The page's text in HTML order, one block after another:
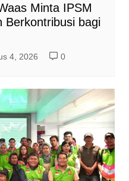
Minta IPSM
Berkontribusi bagi
4, 2026 0